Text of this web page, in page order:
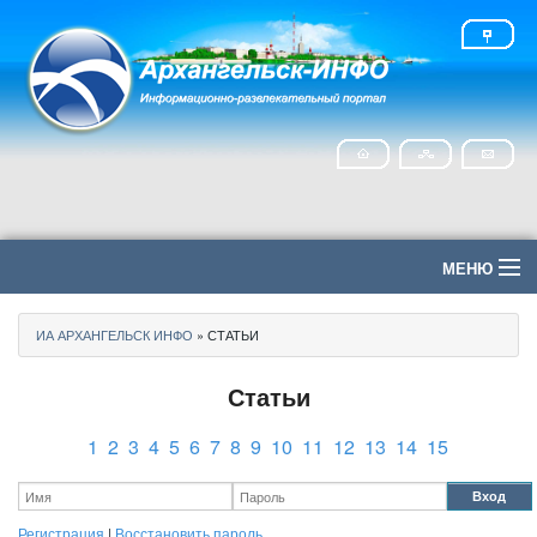
МЕНЮ
Главная
Общество
ИА АРХАНГЕЛЬСК ИНФО » СТАТЬИ
Статьи
1 2 3 4 5 6 7 8 9 10 11 12 13 14 15
Вход